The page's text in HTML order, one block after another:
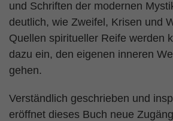
und Schriften der modernen
deutlich, wie Zweifel, Krisen und
Quellen spiritueller Reife werden
dazu ein, den eigenen inneren
gehen.
Verständlich geschrieben und
eröffnet dieses Buch neue